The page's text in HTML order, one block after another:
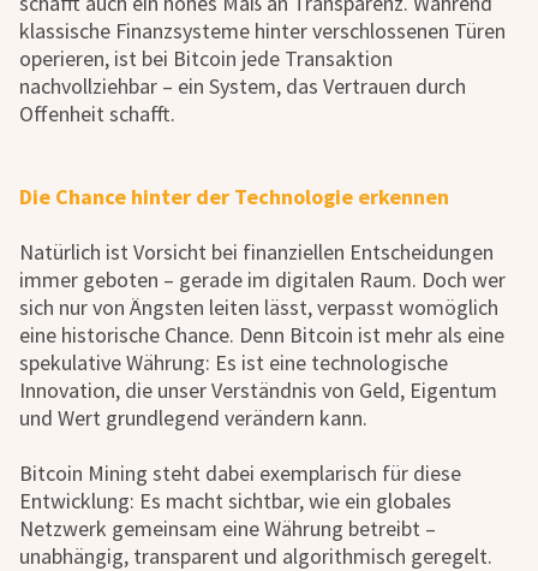
klassische Finanzsysteme hinter verschlossenen Türen
operieren, ist bei Bitcoin jede Transaktion
nachvollziehbar – ein System, das Vertrauen durch
Offenheit schafft.
Die Chance hinter der Technologie erkennen
Natürlich ist Vorsicht bei finanziellen Entscheidungen
immer geboten – gerade im digitalen Raum. Doch wer
sich nur von Ängsten leiten lässt, verpasst womöglich
eine historische Chance. Denn Bitcoin ist mehr als eine
spekulative Währung: Es ist eine technologische
Innovation, die unser Verständnis von Geld, Eigentum
und Wert grundlegend verändern kann.
Bitcoin Mining steht dabei exemplarisch für diese
Entwicklung: Es macht sichtbar, wie ein globales
Netzwerk gemeinsam eine Währung betreibt –
unabhängig, transparent und algorithmisch geregelt.